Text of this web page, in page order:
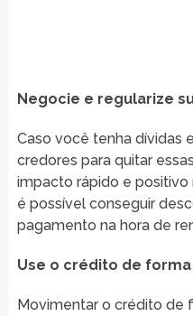
Negocie e regularize
Caso você tenha dívidas
credores para quitar
impacto rápido e positivo
é possível conseguir
pagamento na hora de
Use o crédito de
Movimentar o crédito de